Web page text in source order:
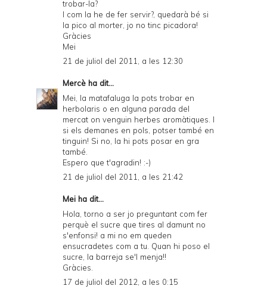
trobar-la?
I com la he de fer servir?, quedarà bé si
la pico al morter, jo no tinc picadora!
Gràcies
Mei
21 de juliol del 2011, a les 12:30
Mercè ha dit...
Mei, la matafaluga la pots trobar en
herbolaris o en alguna parada del
mercat on venguin herbes aromàtiques. I
si els demanes en pols, potser també en
tinguin! Si no, la hi pots posar en gra
també.
Espero que t'agradin! :-)
21 de juliol del 2011, a les 21:42
Mei ha dit...
Hola, torno a ser jo preguntant com fer
perquè el sucre que tires al damunt no
s'enfonsi! a mi no em queden
ensucradetes com a tu. Quan hi poso el
sucre, la barreja se'l menja!!
Gràcies.
17 de juliol del 2012, a les 0:15